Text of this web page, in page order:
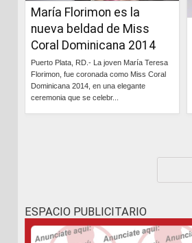
María Florimon es la
nueva beldad de Miss
Coral Dominicana 2014
Puerto Plata, RD.- La joven María Teresa
Florimon, fue coronada como Miss Coral
Dominicana 2014, en una elegante
ceremonia que se celebr...
ESPACIO PUBLICITARIO